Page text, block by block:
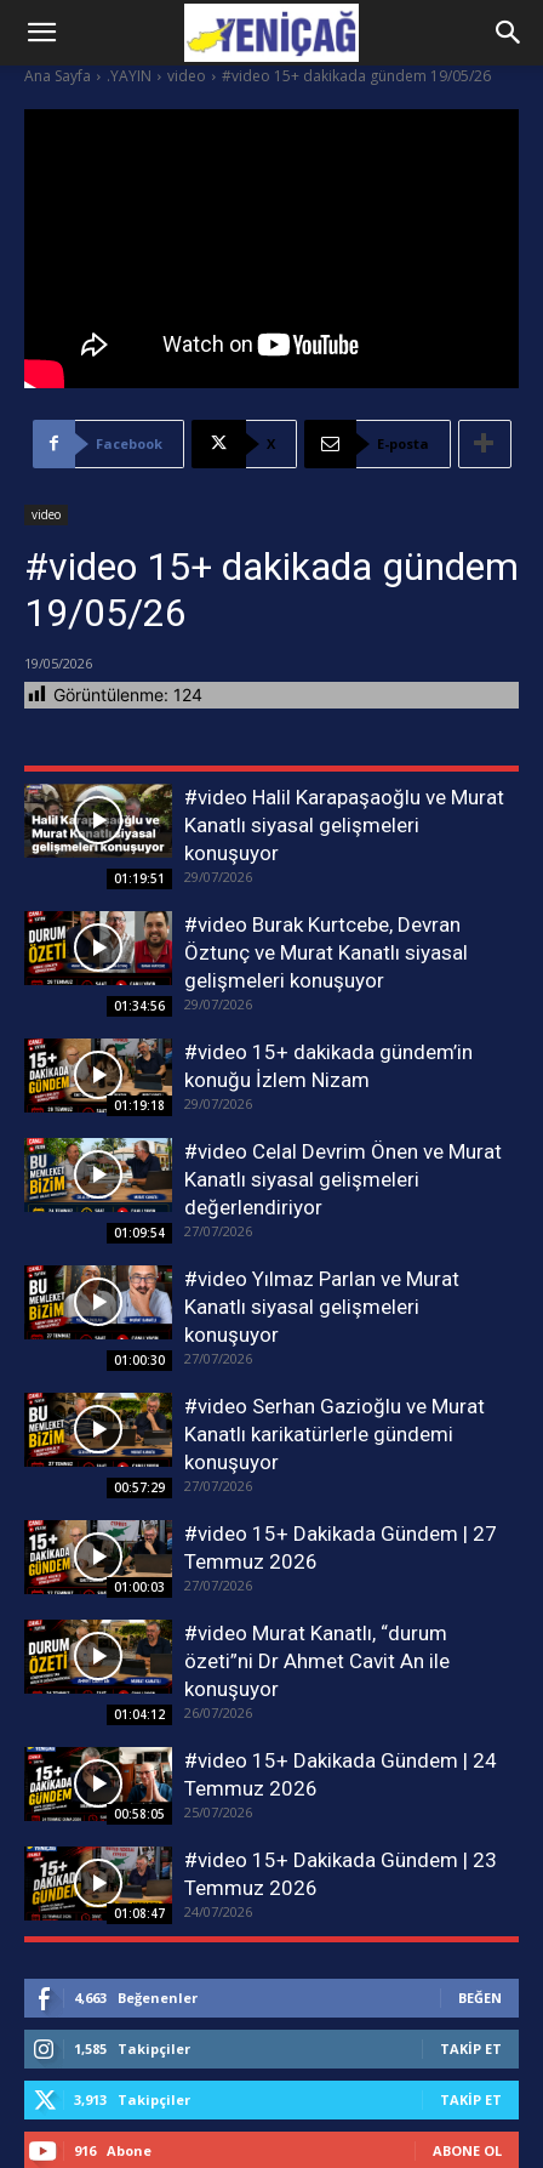
Ana Sayfa .YAYIN video #video 15+ dakikada gündem 19/05/26
Facebook X E-posta
video
#video 15+ dakikada gündem
19/05/26
19/05/2026
Görüntülenme: 124
01:19:51
#video Halil Karapaşaoğlu ve Murat
Kanatlı siyasal gelişmeleri
konuşuyor
29/07/2026
01:34:56
#video Burak Kurtcebe, Devran
Öztunç ve Murat Kanatlı siyasal
gelişmeleri konuşuyor
29/07/2026
01:19:18
#video 15+ dakikada gündem’in
konuğu İzlem Nizam
29/07/2026
01:09:54
#video Celal Devrim Önen ve Murat
Kanatlı siyasal gelişmeleri
değerlendiriyor
27/07/2026
01:00:30
#video Yılmaz Parlan ve Murat
Kanatlı siyasal gelişmeleri
konuşuyor
27/07/2026
00:57:29
#video Serhan Gazioğlu ve Murat
Kanatlı karikatürlerle gündemi
konuşuyor
27/07/2026
01:00:03
#video 15+ Dakikada Gündem | 27
Temmuz 2026
27/07/2026
01:04:12
#video Murat Kanatlı, “durum
özeti”ni Dr Ahmet Cavit An ile
konuşuyor
26/07/2026
00:58:05
#video 15+ Dakikada Gündem | 24
Temmuz 2026
25/07/2026
01:08:47
#video 15+ Dakikada Gündem | 23
Temmuz 2026
24/07/2026
4,663 Beğenenler BEĞEN
1,585 Takipçiler TAKIP ET
3,913 Takipçiler TAKIP ET
916 Abone ABONE OL